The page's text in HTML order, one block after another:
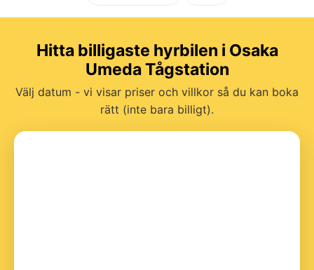
Hitta billigaste hyrbilen i Osaka
Umeda Tågstation
Välj datum - vi visar priser och villkor så du kan boka
rätt (inte bara billigt).